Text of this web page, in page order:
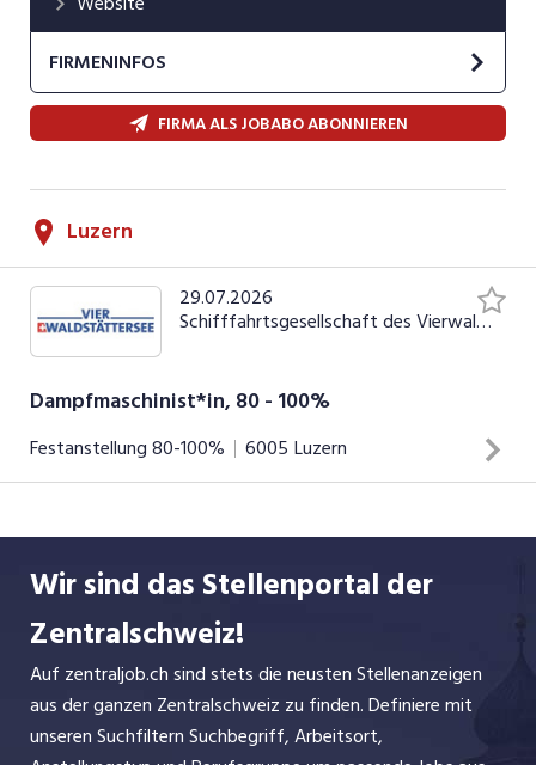
FIRMENINFOS
Die Schifffahrtsgesellschaft des
Vierwaldstättersees (SGV) AG ist ein
zurückführen. Die SGV AG betreibt als
konzessioniertes, privatwirtschaftliches
Transportunternehmen eine Flotte von fünf
historischen Raddampfern und 14 Motorschiffen
und transportiert auf dem Vierwaldstättersee
jährlich zwischen 2.5 und 3 Millionen Fahrgäste.
FIRMA ALS JOBABO ABONNIEREN
Luzern
29.07.2026
Schifffahrtsgesellschaft des Vierwaldstättersees (SGV) AG
Dampfmaschinist*in, 80 - 100%
Festanstellung80-100% 6005 Luzern
der Werftinfrastruktur Im Weiteren übernehmen Sie eine
internen und externen Kunden. Nach gründlicher Einführung
und Weiterbildung an internen Kursen umfasst Ihr
Aufgaben- und Verantwortungsgebiet das selbständige
Bedienen und Betreuen des Dampfkessels, der
INSERAT ANSEHEN
Wir sind das Stellenportal der
Zentralschweiz!
Auf zentraljob.ch sind stets die neusten Stellenanzeigen
aus der ganzen Zentralschweiz zu finden. Definiere mit
unseren Suchfiltern Suchbegriff, Arbeitsort,